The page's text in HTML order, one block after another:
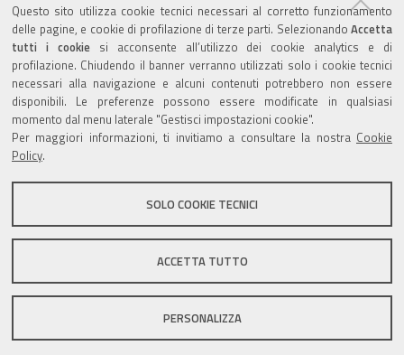
Questo sito utilizza cookie tecnici necessari al corretto funzionamento
delle pagine, e cookie di profilazione di terze parti. Selezionando Accetta
tutti i cookiesi acconsente all’utilizzo dei cookie analytics e di
profilazione. Chiudendo il banner verranno utilizzati solo i cookie tecnici
necessari alla navigazione e alcuni contenuti potrebbero non essere
disponibili. Le preferenze possono essere modificate in qualsiasi
momento dal menu laterale "Gestisci impostazioni cookie".
Per maggiori informazioni, ti invitiamo a consultare la nostra Cookie
Policy.
SOLO COOKIE TECNICI
ACCETTA TUTTO
PERSONALIZZA
Valuta questo sito
Sito istituzionale Comune di Zola Predosa
Privacy policy|DPO|Accessibilità